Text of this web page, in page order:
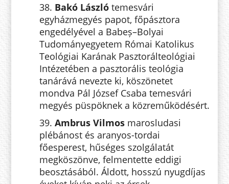
38. Bakó László temesvári
egyházmegyés papot, főpásztora
engedélyével a Babeș–Bolyai
Tudományegyetem Római Katolikus
Teológiai Karának Pasztorálteológiai
Intézetében a pasztorális teológia
tanárává nevezte ki, köszönetet
mondva Pál József Csaba temesvári
megyés püspöknek a közreműködésért.
39. Ambrus Vilmos marosludasi
plébánost és aranyos-tordai
főesperest, hűséges szolgálatát
megköszönve, felmentette eddigi
beosztásából. Áldott, hosszú nyugdíjas